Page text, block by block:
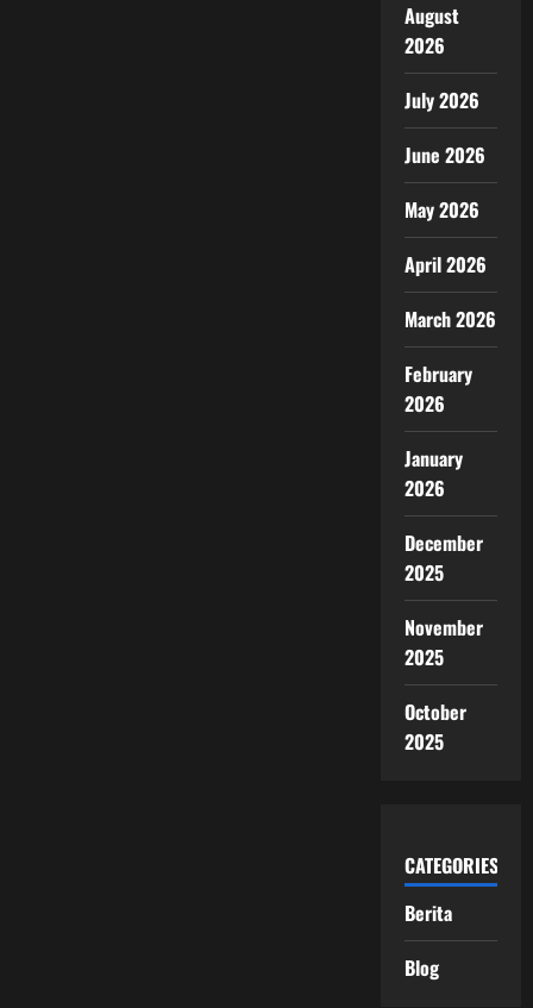
August
2026
July 2026
June 2026
May 2026
April 2026
March 2026
February
2026
January
2026
December
2025
November
2025
October
2025
CATEGORIES
Berita
Blog